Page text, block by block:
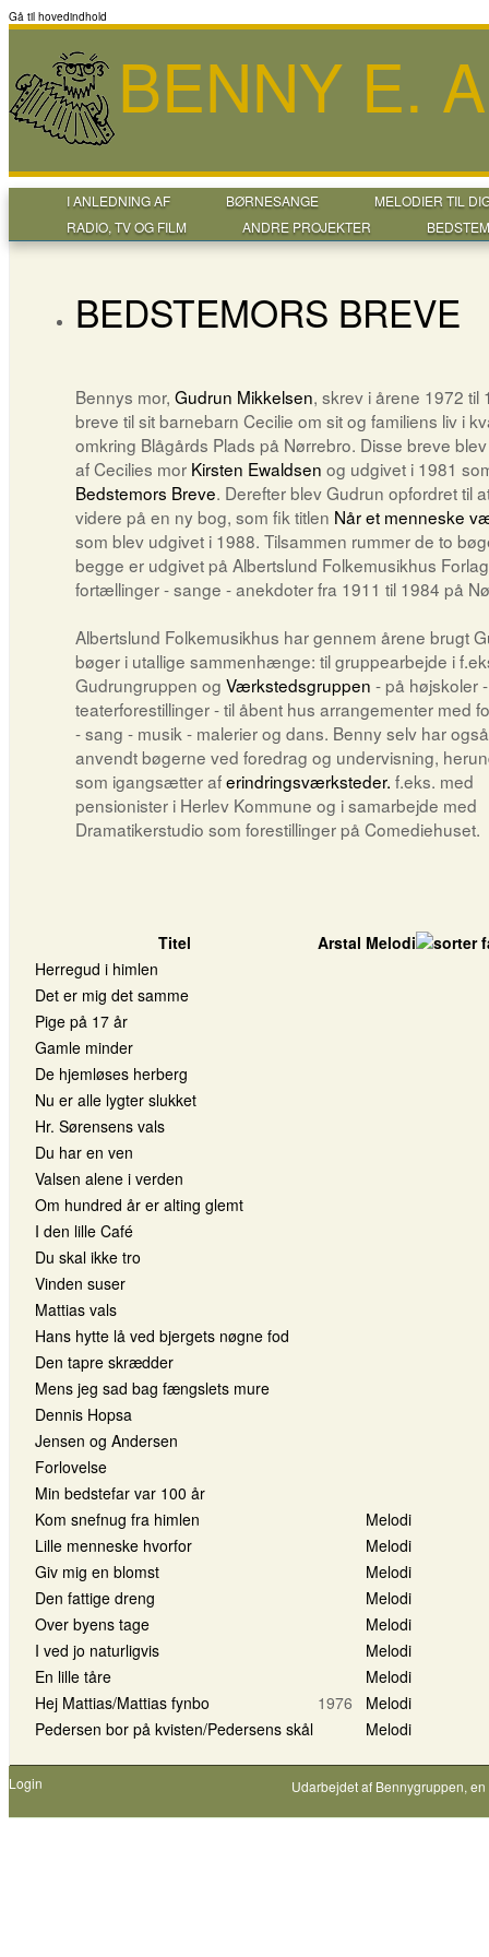
Gå til hovedindhold
BENNY E.
I ANLEDNING AF BØRNESANGE
MELODIER TIL
RADIO, TV OG FILM
ANDRE PROJEKTER
BEDSTEMORS BREVE
Bennys mor, Gudrun Mikkelsen, skrev i årene 1972 til
breve til sit barnebarn Cecilie om sit og familiens liv i
omkring Blågårds Plads på Nørrebro. Disse breve
af Cecilies mor Kirsten Ewaldsen og udgivet i 1981
Bedstemors Breve. Derefter blev Gudrun opfordret til
videre på en ny bog, som fik titlen Når et menneske
som blev udgivet i 1988. Tilsammen rummer de to
begge er udgivet på Albertslund Folkemusikhus
fortællinger - sange - anekdoter fra 1911 til 1984 på
Albertslund Folkemusikhus har gennem årene brugt
bøger i utallige sammenhænge: til gruppearbejde i
Gudrungruppen og Værkstedsgruppen - på højskoler
teaterforestillinger - til åbent hus arrangementer med
- sang - musik - malerier og dans. Benny selv har også
anvendt bøgerne ved foredrag og undervisning,
som igangsætter aferindringsværksteder. f.eks. med
pensionister i Herlev Kommune og i samarbejde med
Dramatikerstudio som forestillinger på Comediehuset.
Titel Arstal Melodi
Herregud i himlen
Det er mig det samme
Pige på 17 år
Gamle minder
De hjemløses herberg
Nu er alle lygter slukket
Hr. Sørensens vals
Du har en ven
Valsen alene i verden
Om hundred år er alting glemt
I den lille Café
Du skal ikke tro
Vinden suser
Mattias vals
Hans hytte lå ved bjergets nøgne fod
Den tapre skrædder
Mens jeg sad bag fængslets mure
Dennis Hopsa
Jensen og Andersen
Forlovelse
Min bedstefar var 100 år
Kom snefnug fra himlen
Melodi
Lille menneske hvorfor
Melodi
Giv mig en blomst
Melodi
Den fattige dreng
Melodi
Over byens tage
Melodi
I ved jo naturligvis
Melodi
En lille tåre
Melodi
Hej Mattias/Mattias fynbo
1976
Melodi
Pedersen bor på kvisten/Pedersens skål
Melodi
Login Udarbejdet af Bennygruppen,